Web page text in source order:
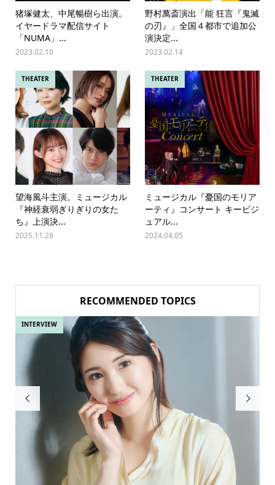
猪塚健太、中尾暢樹ら出演。
イヤードラマ配信サイト
「NUMA」...
2023.02.10
野村萬斎演出「能 狂言『鬼滅
の刃』」全国４都市で追加公
演決定...
2023.02.14
THEATER
望海風斗主演。ミュージカル
『神経衰弱ぎりぎりの女た
ち』上演決...
2025.11.28
THEATER
ミュージカル『憂国のモリア
ーティ』コンサート キービジ
ュアル...
2024.04.05
RECOMMENDED TOPICS

INTERVIEW
